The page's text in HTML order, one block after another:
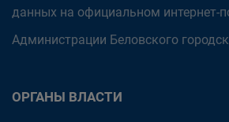
данных на официальном интернет-
Администрации Беловского
ОРГАНЫ ВЛАСТИ